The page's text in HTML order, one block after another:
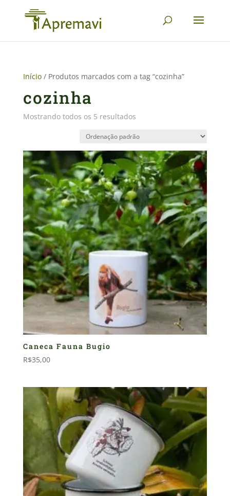
Início/ Produtos marcados com a tag “cozinha”
cozinha
Mostrando todos os 5 resultados
Caneca Fauna Bugio
R$35,00